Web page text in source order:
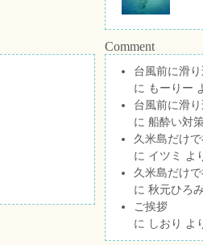
Comment
台風前に滑
に もーりー
台風前に滑
に 船酔い対
久米島だけ
に イツミ
よ
久米島だけ
に 秋元ひろ
ご挨拶
に しおり よ